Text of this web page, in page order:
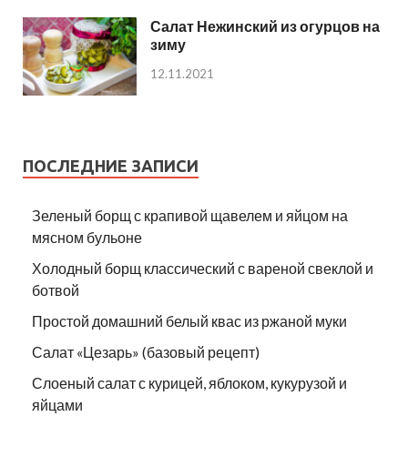
Салат Нежинский из огурцов на
зиму
12.11.2021
ПОСЛЕДНИЕ ЗАПИСИ
Зеленый борщ с крапивой щавелем и яйцом на
мясном бульоне
Холодный борщ классический с вареной свеклой и
ботвой
Простой домашний белый квас из ржаной муки
Салат «Цезарь» (базовый рецепт)
Слоеный салат с курицей, яблоком, кукурузой и
яйцами